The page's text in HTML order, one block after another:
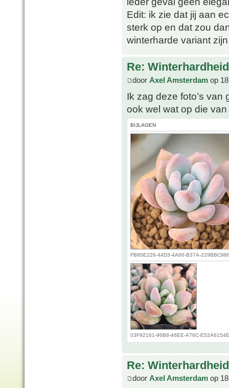
Edit: ik zie dat jij aan
sterk op en dat zou
winterharde variant
Re:
door Axel Amsterdam op
Ik zag deze foto’s van
ook wel wat op die van
BIJLAGEN
FB80E226-44D3-4A66-B37A-
03F92161-96B8-46EE-A76C-
Re:
door Axel Amsterdam op